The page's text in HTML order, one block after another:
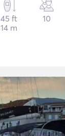
45 ft
14 m
10